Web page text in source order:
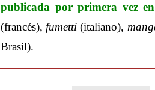
publicada por primera vez
(francés), fumetti (italiano),
Brasil).